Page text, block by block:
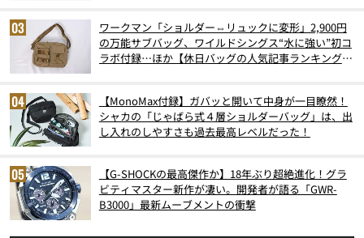
ワークマン「ショルダー⇔リュックに変形」2,900円
の万能サブバッグ、ワイルドシングス“水に強い”初コ
ラボ付録…ほか【休日バッグの人気記事ランキングベ
【MonoMax付録】ガバッと開いて中身が一目瞭然！
シャカの「じゃばら式４層ショルダーバッグ」は、出
し入れのしやすさも過去最高レベルだった！
【G-SHOCKの最高傑作か】18年ぶり超絶進化！グラ
ビティマスター新作が凄い。開発者が語る「GWR-
B3000」最新ムーブメントの衝撃